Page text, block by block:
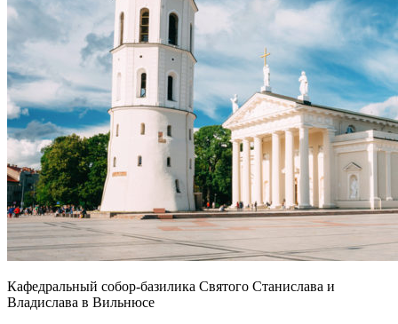
Кафедральный собор-базилика Святого Станислава и
Владислава в Вильнюсе